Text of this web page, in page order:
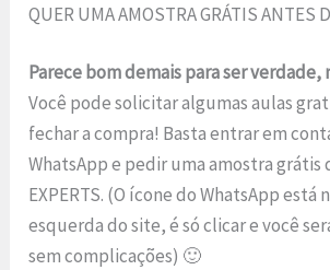
QUER UMA AMOSTRA GRÁTIS ANTES
Parece bom demais para ser verdade,
Você pode solicitar algumas aulas
fechar a compra! Basta entrar em
WhatsApp e pedir uma amostra grátis
EXPERTS. (O ícone do WhatsApp
esquerda do site, é só clicar e você
sem complicações) 🙂